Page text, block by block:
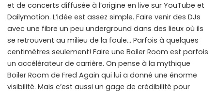
et de concerts diffusée à l’origine en live sur YouTube et
Dailymotion. L’idée est assez simple. Faire venir des DJs
avec une fibre un peu underground dans des lieux où ils
se retrouvent au milieu de la foule… Parfois à quelques
centimètres seulement! Faire une Boiler Room est parfois
un accélérateur de carrière. On pense à la mythique
Boiler Room de Fred Again qui lui a donné une énorme
visibilité. Mais c’est aussi un gage de crédibilité pour